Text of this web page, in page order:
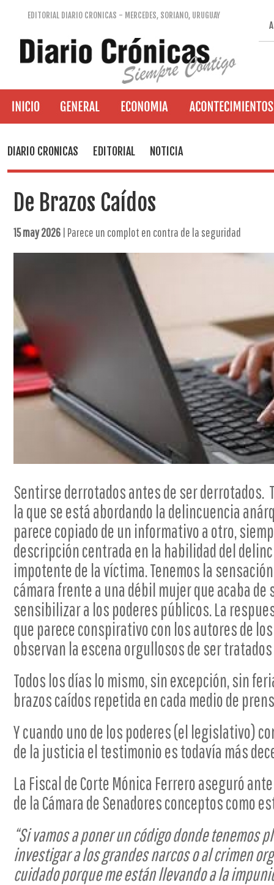
EDITORIAL DIARIO CRONICAS - MERCEDES, SORIANO, URUGUAY
DIARIO CRONICAS EDITORIAL NOTICIA
De Brazos Caídos
15 may 2026 | Parece un complot en contra de la seguridad
Sentirse derrotados antes de ser derrotados.
la que se está abordando la delincuencia
parece copiado de un informativo a otro,
descripción centrada en la habilidad del
impotente de la víctima. Tenemos la
cámara frente a una débil mujer que acaba
sensibilizar a los poderes públicos. La
que parece conspirativo con los autores de
observan la escena orgullosos de ser
Todos los días lo mismo, sin excepción, sin
brazos caídos repetida en cada medio de
Y cuando uno de los poderes (el legislativo)
de la justicia el testimonio es todavía más
La Fiscal de Corte Mónica Ferrero aseguró
de la Cámara de Senadores conceptos como
“Si vamos a poner un código donde tenemos
investigar a los grandes narcos o al crimen
cuidado porque me están llevando a la